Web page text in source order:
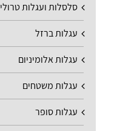
סלסלות ועגלות טרולי
עגלות ברזל
עגלות אלומיניום
עגלות משטחים
עגלות סופר